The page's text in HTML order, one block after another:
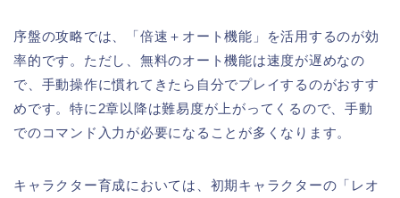
序盤の攻略では、「倍速＋オート機能」を活用するのが効
率的です。ただし、無料のオート機能は速度が遅めなの
で、手動操作に慣れてきたら自分でプレイするのがおすす
めです。特に2章以降は難易度が上がってくるので、手動
でのコマンド入力が必要になることが多くなります。
キャラクター育成においては、初期キャラクターの「レオ